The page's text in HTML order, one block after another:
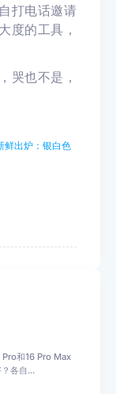
打电话邀请
度的工具，
哭也不是，
鲜出炉：银白色
和16 Pro Max
各自...